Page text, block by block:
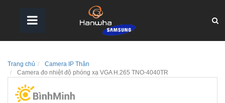
Trang chủ
Camera IP Thân
Camera đo nhiệt độ phóng xạ VGA H.265 TNO-4040TR